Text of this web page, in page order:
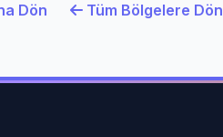
Dön Tüm Bölgelere Dön